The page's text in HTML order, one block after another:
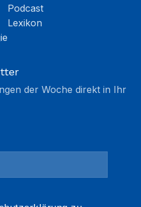
Podcast
Lexikon
der Woche direkt in Ihr